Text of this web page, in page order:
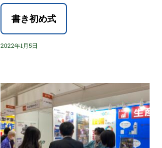
書き初め式
2022年1月5日